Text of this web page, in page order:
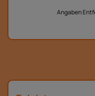
Angaben